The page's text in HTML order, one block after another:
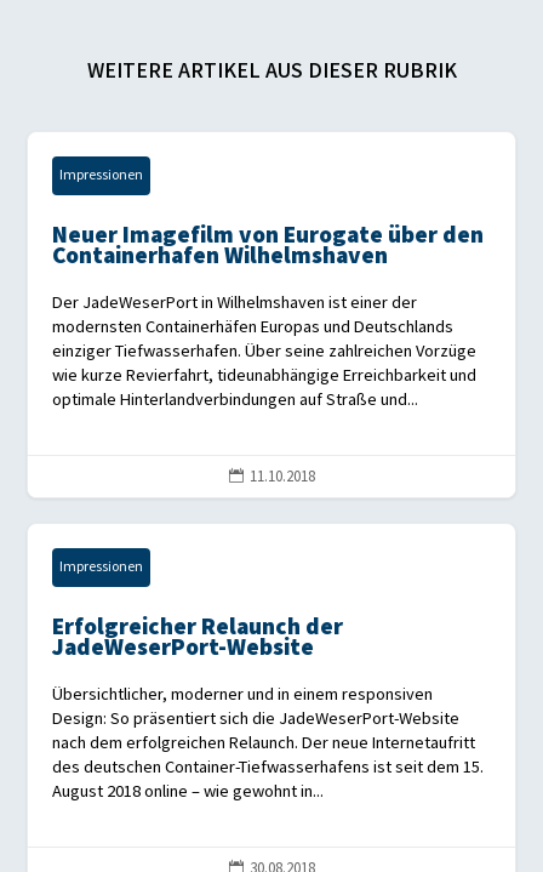
WEITERE ARTIKEL AUS DIESER RUBRIK
Impressionen
Neuer Imagefilm von Eurogate über den
Containerhafen Wilhelmshaven
Der JadeWeserPort in Wilhelmshaven ist einer der
modernsten Containerhäfen Europas und Deutschlands
einziger Tiefwasserhafen. Über seine zahlreichen Vorzüge
wie kurze Revierfahrt, tideunabhängige Erreichbarkeit und
optimale Hinterlandverbindungen auf Straße und...
 11.10.2018
Impressionen
Erfolgreicher Relaunch der
JadeWeserPort-Website
Übersichtlicher, moderner und in einem responsiven
Design: So präsentiert sich die JadeWeserPort-Website
nach dem erfolgreichen Relaunch. Der neue Internetaufritt
des deutschen Container-Tiefwasserhafens ist seit dem 15.
August 2018 online – wie gewohnt in...
